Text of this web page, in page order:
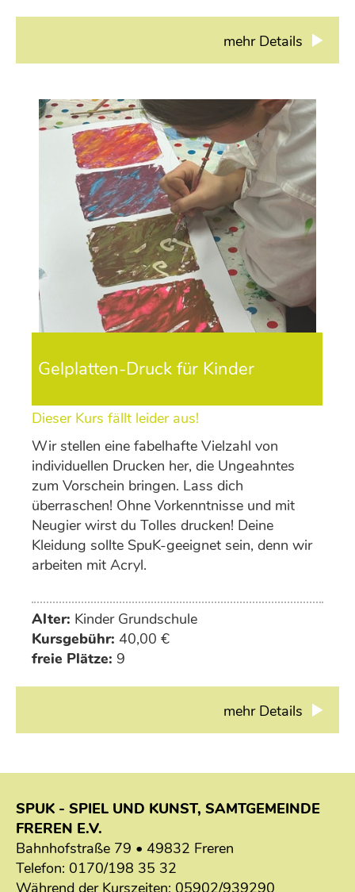
mehr Details
Gelplatten-Druck für Kinder
Dieser Kurs fällt leider aus!
Wir stellen eine fabelhafte Vielzahl von
individuellen Drucken her, die Ungeahntes
zum Vorschein bringen. Lass dich
überraschen! Ohne Vorkenntnisse und mit
Neugier wirst du Tolles drucken! Deine
Kleidung sollte SpuK-geeignet sein, denn wir
arbeiten mit Acryl.
Alter: Kinder Grundschule
Kursgebühr: 40,00 €
freie Plätze: 9
mehr Details
SPUK - SPIEL UND KUNST, SAMTGEMEINDE
FREREN E.V.
Bahnhofstraße 79 • 49832 Freren
Telefon: 0170/198 35 32